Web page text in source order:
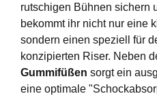
rutschigen Bühnen sichern
bekommt ihr nicht nur eine
sondern einen speziell für
konzipierten Riser. Neben
Gummifüßen sorgt ein
eine optimale